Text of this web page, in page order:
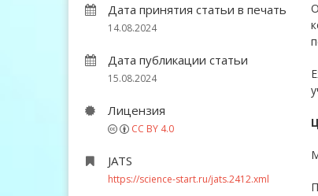
Дата принятия статьи в печать
14.08.2024
Дата публикации статьи
15.08.2024
Лицензия
CC BY 4.0
JATS
https://science-start.ru/jats.2412.xml